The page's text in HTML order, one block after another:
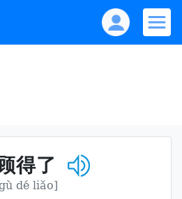
得了
dé liǎo]